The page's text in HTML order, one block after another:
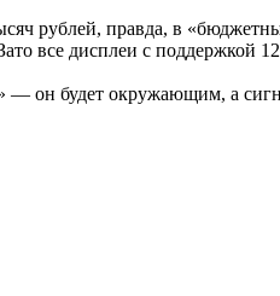
рублей, правда, в
все дисплеи с поддержкой
— он будет окружающим, а